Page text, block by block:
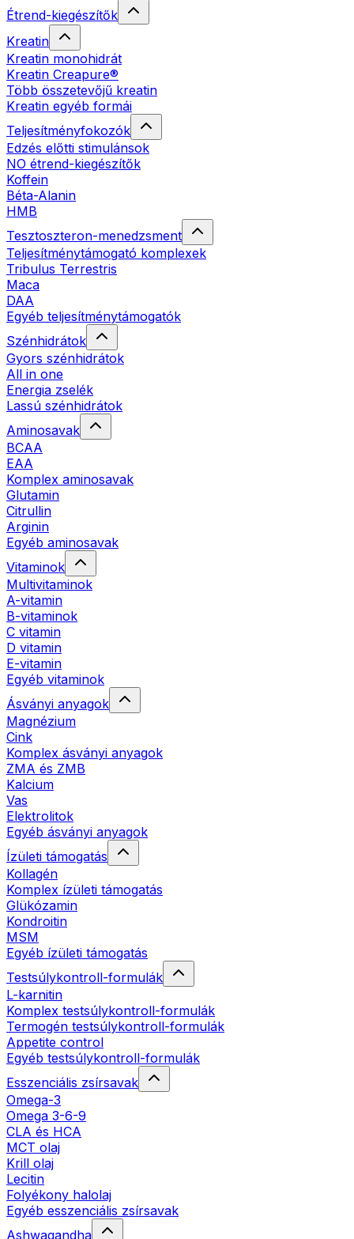
Étrend-kiegészítők
Kreatin
Kreatin monohidrát
Kreatin Creapure®
Több összetevőjű kreatin
Kreatin egyéb formái
Teljesítményfokozók
Edzés előtti stimulánsok
NO étrend-kiegészítők
Koffein
Béta-Alanin
HMB
Tesztoszteron-menedzsment
Teljesítménytámogató komplexek
Tribulus Terrestris
Maca
DAA
Egyéb teljesítménytámogatók
Szénhidrátok
Gyors szénhidrátok
All in one
Energia zselék
Lassú szénhidrátok
Aminosavak
BCAA
EAA
Komplex aminosavak
Glutamin
Citrullin
Arginin
Egyéb aminosavak
Vitaminok
Multivitaminok
A-vitamin
B-vitaminok
C vitamin
D vitamin
E-vitamin
Egyéb vitaminok
Ásványi anyagok
Magnézium
Cink
Komplex ásványi anyagok
ZMA és ZMB
Kalcium
Vas
Elektrolitok
Egyéb ásványi anyagok
Ízületi támogatás
Kollagén
Komplex ízületi támogatás
Glükózamin
Kondroitin
MSM
Egyéb ízületi támogatás
Testsúlykontroll-formulák
L-karnitin
Komplex testsúlykontroll-formulák
Termogén testsúlykontroll-formulák
Appetite control
Egyéb testsúlykontroll-formulák
Esszenciális zsírsavak
Omega-3
Omega 3-6-9
CLA és HCA
MCT olaj
Krill olaj
Lecitin
Folyékony halolaj
Egyéb esszenciális zsírsavak
Ashwagandha